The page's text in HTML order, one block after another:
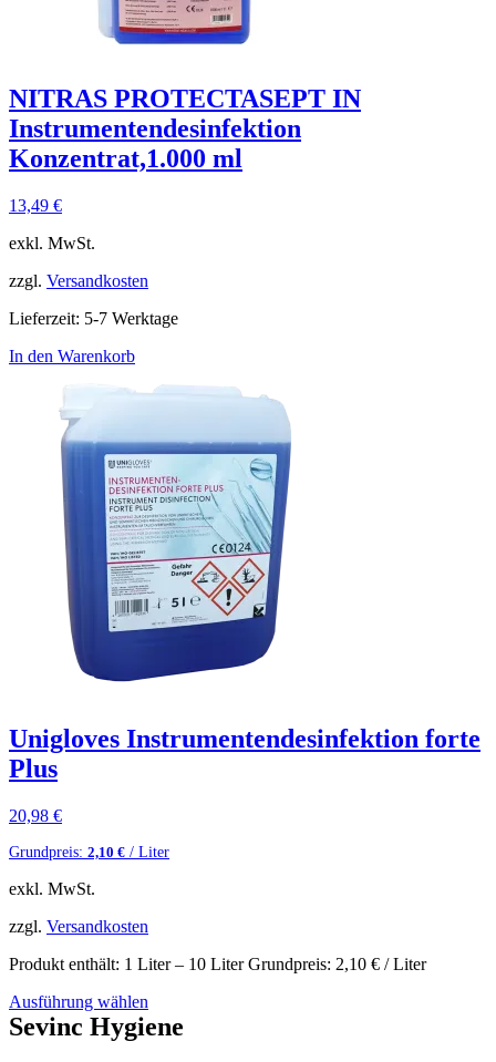
NITRAS PROTECTASEPT IN
Instrumentendesinfektion
Konzentrat,1.000 ml
13,49 €
exkl. MwSt.
zzgl. Versandkosten
Lieferzeit: 5-7 Werktage
In den Warenkorb
Unigloves Instrumentendesinfektion forte
Plus
20,98 €
Grundpreis: 2,10 € / Liter
exkl. MwSt.
zzgl. Versandkosten
Produkt enthält: 1 Liter– 10 LiterGrundpreis: 2,10 € / Liter
Ausführung wählen
Sevinc Hygiene